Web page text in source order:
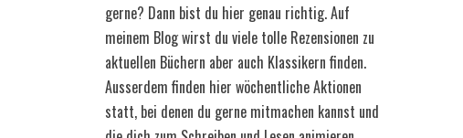
gerne? Dann bist du hier genau richtig. Auf
meinem Blog wirst du viele tolle Rezensionen zu
aktuellen Büchern aber auch Klassikern finden.
Ausserdem finden hier wöchentliche Aktionen
statt, bei denen du gerne mitmachen kannst und